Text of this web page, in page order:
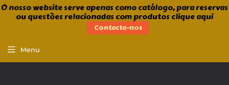
O nosso website serve apenas como catálogo, para reservas
ou questões relacionadas com produtos clique aqui
Contacta-nos
Menu